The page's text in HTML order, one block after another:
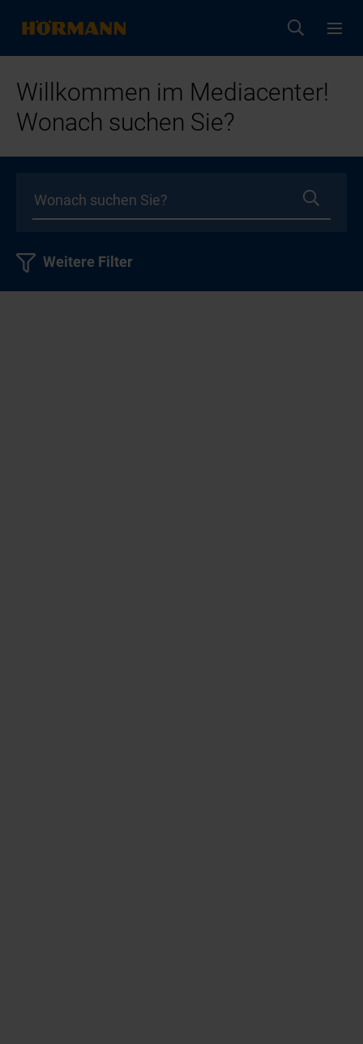
Willkommen im Mediacenter!
Wonach suchen Sie?
Weitere Filter